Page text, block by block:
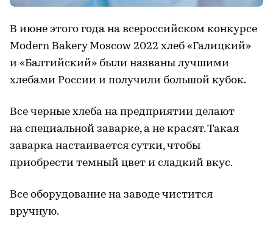
В июне этого года на всероссийском конкурсе
Modern Bakery Moscow 2022 хлеб «Галицкий»
и «Балтийский» были названы лучшими
хлебами России и получили большой кубок.
Все черные хлеба на предприятии делают
на специальной заварке, а не красят. Такая
заварка настаивается сутки, чтобы
приобрести темный цвет и сладкий вкус.
Все оборудование на заводе чистится
вручную.